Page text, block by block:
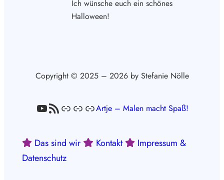
Ich wünsche euch ein schönes
Halloween!
Copyright © 2025 – 2026 by Stefanie Nölle
YouTube
RSS-FeedLinkLinkLinkArtje – Malen macht Spaß!
Das sind wir Kontakt
Impressum &
Datenschutz